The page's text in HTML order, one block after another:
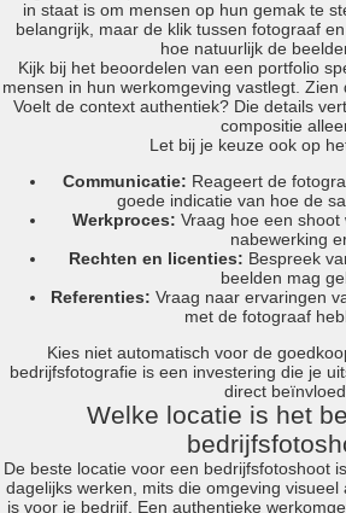
commercial
contact
info@markhorn.nl
+31650600601
about
in staat is om mensen op hun gemak te
belangrijk, maar de klik tussen fotograaf
hoe natuurlijk de
Kijk bij het beoordelen van een portfolio
mensen in hun werkomgeving vastlegt.
Voelt de context authentiek? Die details
compositie
Let bij je keuze ook op
Communicatie: Reageert de
goede indicatie van hoe de
Werkproces: Vraag hoe een
nabewerking
Rechten en licenties: Bespreek
beelden mag
Referenties: Vraag naar ervaringen
met de fotograaf
Kies niet automatisch voor de
bedrijfsfotografie is een investering die je
direct
Welke locatie is het
De beste locatie voor een bedrijfsfotoshoot
dagelijks werken, mits die omgeving
is voor je bedrijf. Een authentieke